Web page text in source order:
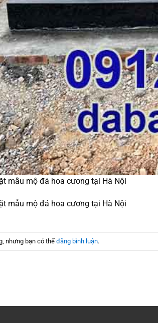
mẫu mộ đá hoa cương tại Hà Nội
mẫu mộ đá hoa cương tại Hà Nội
nhưng bạn có thể đăng bình luận.